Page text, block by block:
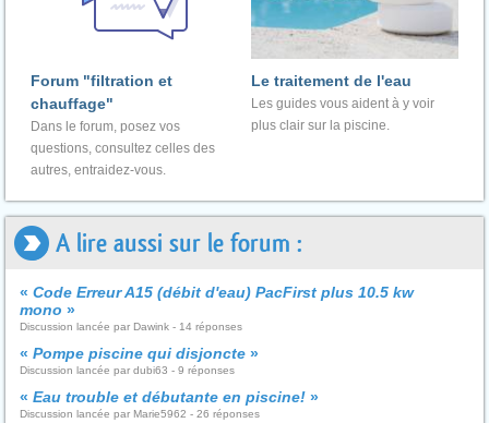
Forum "filtration et
chauffage"
Dans le forum, posez vos
questions, consultez celles des
autres, entraidez-vous.
Le traitement de l'eau
Les guides vous aident à y voir
plus clair sur la piscine.
A lire aussi sur le forum :
« Code Erreur A15 (débit d'eau) PacFirst plus 10.5 kw
mono »
Discussion lancée par Dawink - 14 réponses
« Pompe piscine qui disjoncte »
Discussion lancée par dubi63 - 9 réponses
« Eau trouble et débutante en piscine! »
Discussion lancée par Marie5962 - 26 réponses